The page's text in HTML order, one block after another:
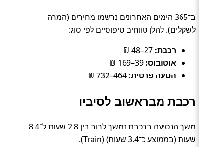
ב־365 הימים האחרונים נרשמו מחירים (המרה
לשקלים). להלן טווחים טיפוסיים לפי סוג:
רכבת:
אוטובוס:
הסעה פרטית:
רכבת מבראשוב לסיביו
משך הנסיעה ברכבת נמשך לרוב בין 2.8 שעות ל־8.4
שעות (בממוצע כ־3.4 שעות) (Train).